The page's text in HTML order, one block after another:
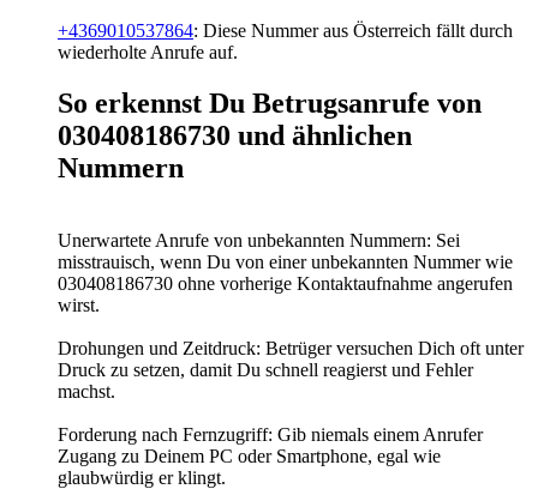
+4369010537864: Diese Nummer aus Österreich fällt durch
wiederholte Anrufe auf.
So erkennst Du Betrugsanrufe von
030408186730 und ähnlichen
Nummern
Unerwartete Anrufe von unbekannten Nummern: Sei
misstrauisch, wenn Du von einer unbekannten Nummer wie
030408186730 ohne vorherige Kontaktaufnahme angerufen
wirst.
Drohungen und Zeitdruck: Betrüger versuchen Dich oft unter
Druck zu setzen, damit Du schnell reagierst und Fehler
machst.
Forderung nach Fernzugriff: Gib niemals einem Anrufer
Zugang zu Deinem PC oder Smartphone, egal wie
glaubwürdig er klingt.